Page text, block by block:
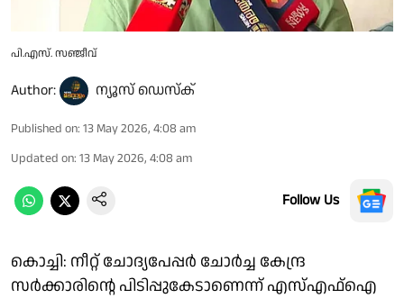
പി.എസ്. സഞ്ജീവ്
Author: ന്യൂസ് ഡെസ്ക്
Published on: 13 May 2026, 4:08 am
Updated on: 13 May 2026, 4:08 am
Follow Us
കൊച്ചി: നീറ്റ് ചോദ്യപേപ്പർ ചോർച്ച കേന്ദ്ര
സർക്കാരിൻ്റെ പിടിപ്പുകേടാണെന്ന് എസ്എഫ്ഐ